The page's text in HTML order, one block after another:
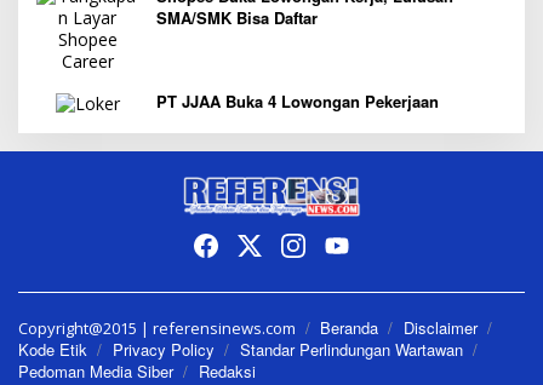
SMA/SMK Bisa Daftar
PT JJAA Buka 4 Lowongan Pekerjaan
Copyright@2015 | referensinews.com Beranda
Disclaimer
Kode Etik
Privacy Policy
Standar Perlindungan Wartawan
Pedoman Media Siber
Redaksi